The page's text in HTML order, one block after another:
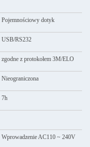
Pojemnościowy dotyk
USB/RS232
zgodne z protokołem 3M/ELO
Nieograniczona
7h
Wprowadzenie AC110 ~ 240V